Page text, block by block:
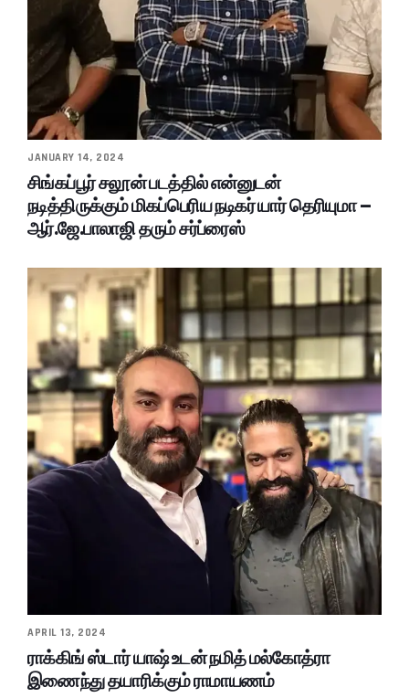
JANUARY 14, 2024
சிங்கப்பூர் சலூன் படத்தில் என்னுடன்
நடித்திருக்கும் மிகப்பெரிய நடிகர் யார் தெரியுமா –
ஆர்.ஜே.பாலாஜி தரும் சர்ப்ரைஸ்
APRIL 13, 2024
ராக்கிங் ஸ்டார் யாஷ் உடன் நமித் மல்கோத்ரா
இணைந்து தயாரிக்கும் ராமாயணம்